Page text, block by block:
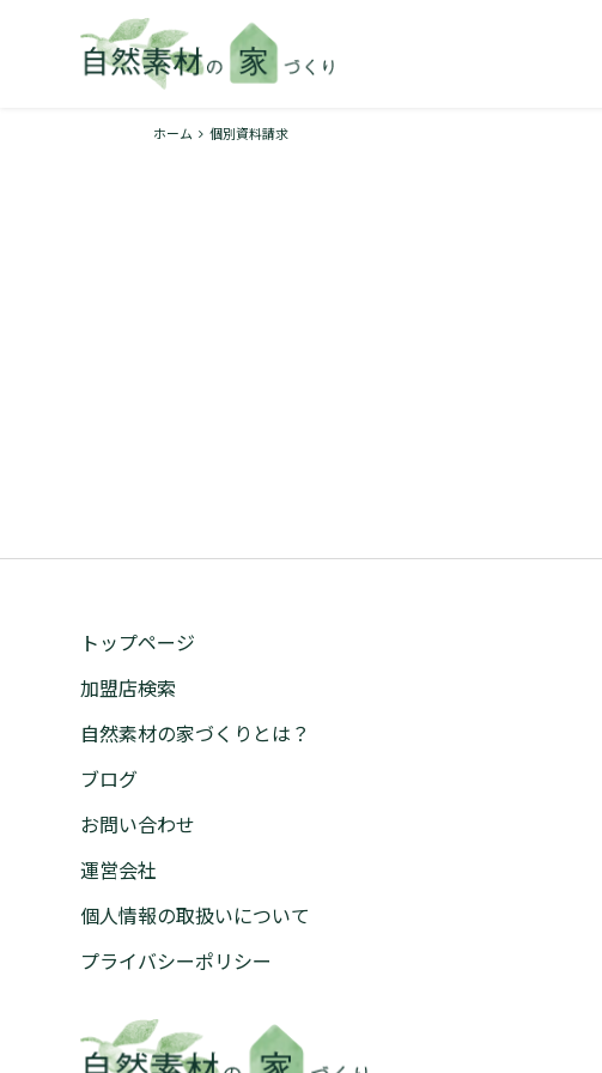
ホーム 個別資料請求
トップページ
加盟店検索
自然素材の家づくりとは？
ブログ
お問い合わせ
運営会社
個人情報の取扱いについて
プライバシーポリシー